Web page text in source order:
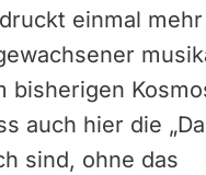
einmal
bisherigen
auch hier die
sind, ohne das